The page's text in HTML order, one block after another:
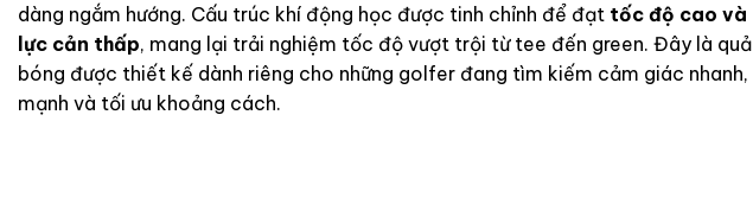
dàng ngắm hướng. Cấu trúc khí động học được tinh chỉnh để đạt tốc độ cao và
lực cản thấp, mang lại trải nghiệm tốc độ vượt trội từ tee đến green. Đây là quả
bóng được thiết kế dành riêng cho những golfer đang tìm kiếm cảm giác nhanh,
mạnh và tối ưu khoảng cách.